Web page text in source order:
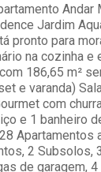
Andar
Jardim
pronto para
na cozinha e
186,65 m²
e varanda)
com
e 1 banheiro
Apartamentos
2 Subsolos,
de garagem,